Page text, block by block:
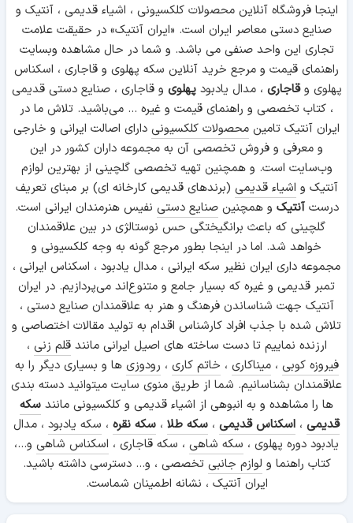
اینجا فروشگاه آنلاین محصولات کلکسیونی ، اشیاء قدیمی ، آنتیک و
صنایع دستی معاصر ایران است. «ایران آنتیک» در حقیقت علامت
تجاری این واحد صنفی می باشد. و شما در حال مشاهده وبسایت
راهنمای قیمت و مرجع خرید آنلاین سکه پهلوی و قاجاری ، اسکناس
پهلوی وقاجاری ، مدال یادبودپهلوی و قاجاری ، صنایع دستی قدیمی
، کتاب تخصصی و راهنمای قیمت و غیره ... می‌باشید. تلاش ما در
ایران آنتیک تامین محصولات کلکسیونی دارای اصالت ایرانی و خارجی
و معرفی و فروش تخصصی آن به مجموعه داران کشور در این
وب‌سایت است. و همچنین تهیه تخصصی گلچینی از بهترین لوازم
آنتیک و اشیاء قدیمی (برندهای قدیمی کارخانه ای) بر مبنای تعریف
درستآنتیک و همچنینصنایع دستی نفیس هنرمندان ایرانی است.
گلچینی که باعث برانگیختگی حس نوستالژی در بین علاقمندان
خواهد شد. اما در اینجا بطور مرجع گونه به وجه کلکسیونی و
مجموعه داری ایران نظیر سکه ایرانی ، مدال یادبود ، اسکناس ایرانی ،
تمبر قدیمی و غیره که بسیار جامع و متنوع‌اند می‌پردازیم. در ایران
آنتیک جهت شناساندن فرهنگ و هنر به علاقمندان صنایع دستی ،
تلاش شده با جذب افراد کارشناس اقدام به تولید مقالات اختصاصی و
ارزنده نماییم تا دست ساخته های اصیل ایرانی مانندقلم زنی ،
فیروزه کوبی ،میناکاری ، خاتم کاری ، رودوزی ها و بسیاری دیگر را به
علاقمندان بشناسانیم. شما از طریق منوی سایت میتوانید دسته بندی
ها را مشاهده و به انبوهی از اشیاء قدیمی و کلکسیونی مانند سکه
قدیمی ، اسکناس قدیمی ، سکه طلا ، سکه نقره ، سکه یادبود ، مدال
یادبود دوره پهلوی ، سکه شاهی ، سکه قاجاری ، اسکناس شاهی و...،
کتاب راهنما و لوازم جانبی تخصصی ، و... دسترسی داشته باشید.
ایران آنتیک ، نشانه اطمینان شماست.